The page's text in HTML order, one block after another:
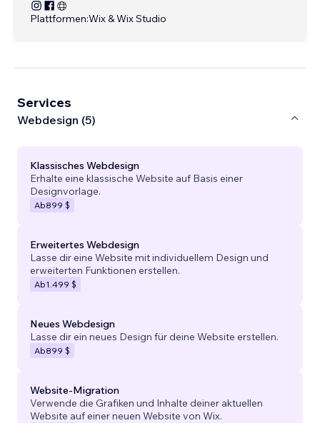
Plattformen:Wix & Wix Studio
Services
Webdesign (5)
Klassisches Webdesign
Erhalte eine klassische Website auf Basis einer
Designvorlage.
Ab899 $
Erweitertes Webdesign
Lasse dir eine Website mit individuellem Design und
erweiterten Funktionen erstellen.
Ab1.499 $
Neues Webdesign
Lasse dir ein neues Design für deine Website erstellen.
Ab899 $
Website-Migration
Verwende die Grafiken und Inhalte deiner aktuellen
Website auf einer neuen Website von Wix.